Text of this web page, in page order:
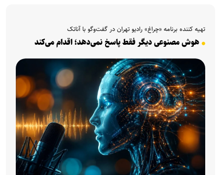
تهیه کننده برنامه «چراغ» رادیو تهران در گفت‌و‌گو با آناتک
هوش مصنوعی دیگر فقط پاسخ نمی‌دهد؛ اقدام می‌کند